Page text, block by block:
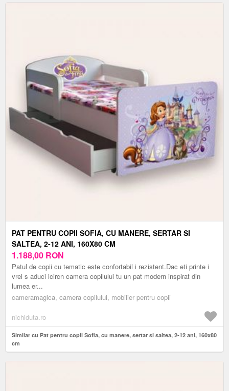
PAT PENTRU COPII SOFIA, CU MANERE, SERTAR SI
SALTEA, 2-12 ANI, 160X80 CM
1.188,00 RON
Patul de copii cu tematic este confortabil i rezistent.Dac eti printe i
vrei s aduci icircn camera copilului tu un pat modern inspirat din
lumea er...
cameramagica, camera copilului, mobilier pentru copii
nichiduta.ro
Similar cu Pat pentru copii Sofia, cu manere, sertar si saltea, 2-12 ani, 160x80
cm